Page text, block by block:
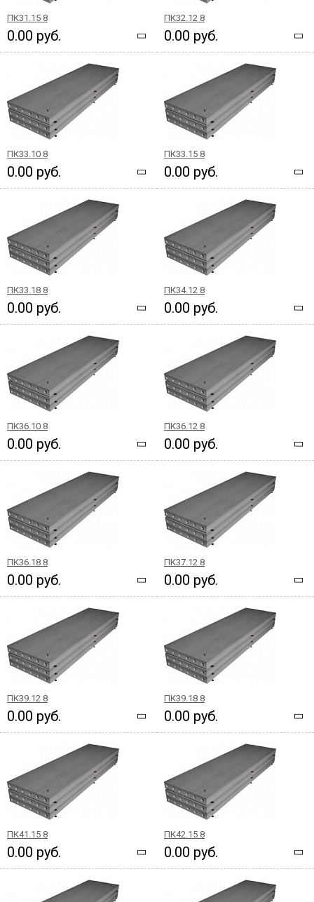
ПК31.15 8
0.00 руб.
ПК32.12 8
0.00 руб.
ПК33.10 8
0.00 руб.
ПК33.15 8
0.00 руб.
ПК33.18 8
0.00 руб.
ПК34.12 8
0.00 руб.
ПК36.10 8
0.00 руб.
ПК36.12 8
0.00 руб.
ПК36.18 8
0.00 руб.
ПК37.12 8
0.00 руб.
ПК39.12 8
0.00 руб.
ПК39.18 8
0.00 руб.
ПК41.15 8
0.00 руб.
ПК42.15 8
0.00 руб.